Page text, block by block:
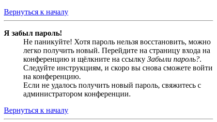
Вернуться к началу
Я забыл пароль!
Не паникуйте! Хотя пароль нельзя восстановить, можно
легко получить новый. Перейдите на страницу входа на
конференцию и щёлкните на ссылку Забыли пароль?.
Следуйте инструкциям, и скоро вы снова сможете войти
на конференцию.
Если не удалось получить новый пароль, свяжитесь с
администратором конференции.
Вернуться к началу